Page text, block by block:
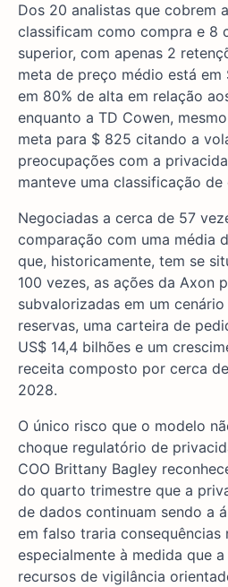
Dos 20 analistas que cobrem
classificam como compra e 8
superior, com apenas 2
meta de preço médio está em
em 80% de alta em relação
enquanto a TD Cowen,
meta para $ 825 citando a
preocupações com a
manteve uma classificação de
Negociadas a cerca de 57
comparação com uma média
que, historicamente, tem se
100 vezes, as ações da Axon
subvalorizadas em um
reservas, uma carteira de
US$ 14,4 bilhões e um
receita composto por cerca
2028.
O único risco que o modelo
choque regulatório de
COO Brittany Bagley
do quarto trimestre que a
de dados continuam sendo a
em falso traria consequências
especialmente à medida que
recursos de vigilância